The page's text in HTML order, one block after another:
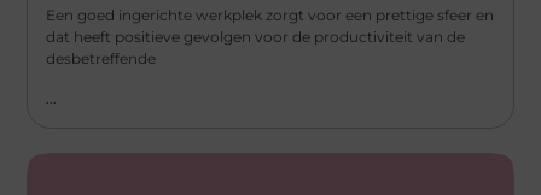
Een goed ingerichte werkplek zorgt voor een prettige sfeer en
dat heeft positieve gevolgen voor de productiviteit van de
desbetreffende